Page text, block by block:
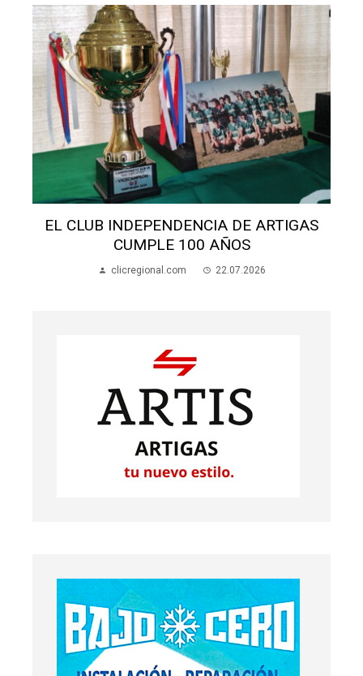
EL CLUB INDEPENDENCIA DE ARTIGAS
CUMPLE 100 AÑOS
clicregional.com 22.07.2026